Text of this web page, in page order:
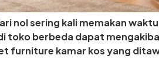
nol sering kali memakan
toko berbeda dapat
furniture kamar kos yang